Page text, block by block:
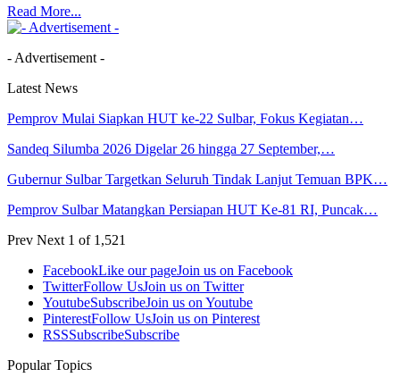
Read More...
- Advertisement -
Latest News
Pemprov Mulai Siapkan HUT ke-22 Sulbar, Fokus Kegiatan…
Sandeq Silumba 2026 Digelar 26 hingga 27 September,…
Gubernur Sulbar Targetkan Seluruh Tindak Lanjut Temuan BPK…
Pemprov Sulbar Matangkan Persiapan HUT Ke-81 RI, Puncak…
Prev Next 1 of 1,521
FacebookLike our pageJoin us on Facebook
TwitterFollow UsJoin us on Twitter
YoutubeSubscribeJoin us on Youtube
PinterestFollow UsJoin us on Pinterest
RSSSubscribeSubscribe
Popular Topics